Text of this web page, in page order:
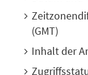
(GMT)
Inhalt der